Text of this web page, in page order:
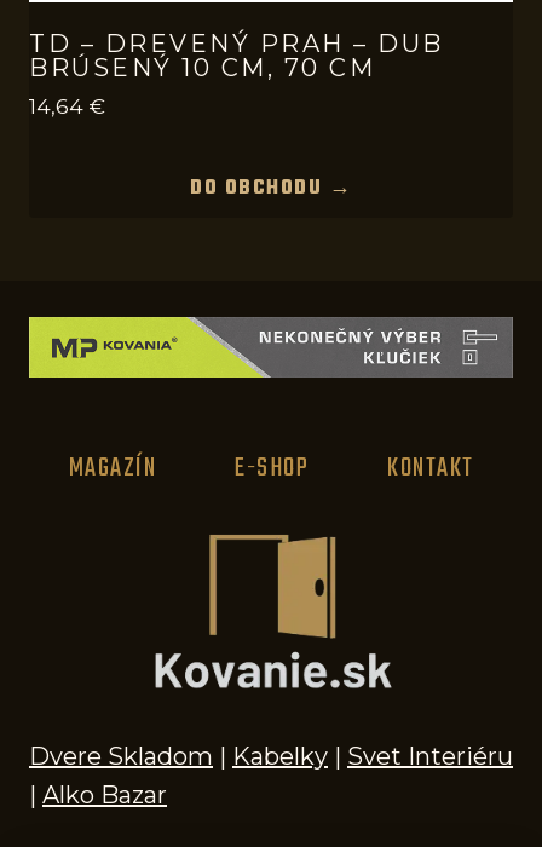
TD – DREVENÝ PRAH – DUB
BRÚSENÝ 10 CM, 70 CM
14,64 €
DO OBCHODU →
MAGAZÍN E-SHOP KONTAKT
Dvere Skladom | Kabelky | Svet Interiéru
| Alko Bazar